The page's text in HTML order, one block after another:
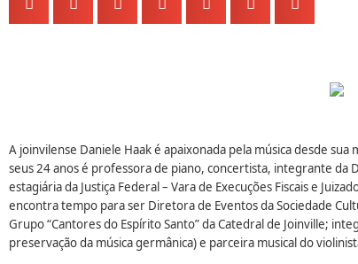
A joinvilense Daniele Haak é apaixonada pela música desde
seus 24 anos é professora de piano, concertista, integrante da
estagiária da Justiça Federal – Vara de Execuções Fiscais e
encontra tempo para ser Diretora de Eventos da Sociedade
Grupo “Cantores do Espírito Santo” da Catedral de Joinville;
preservação da música germânica) e parceira musical do